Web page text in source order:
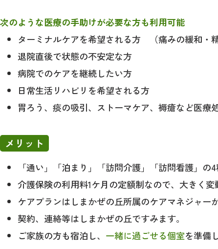
次のような医療の手助けが必要な方も利用可能
ターミナルケアを希望される方 （痛みの緩和・
退院直後で状態の不安定な方
病院でのケアを継続したい方
日常生活リハビリを希望される方
胃ろう、痰の吸引、ストーマケア、褥瘡など医療
メリット
「通い」「泊まり」「訪問介護」「訪問看護」
介護保険の利用料1ケ月の定額制なので、大きく
ケアプランはしまかぜの丘所属のケアマネジャー
契約、連絡等はしまかぜの丘ですみます。
ご家族の方も宿泊し、 一緒に過ごせる個室を準備